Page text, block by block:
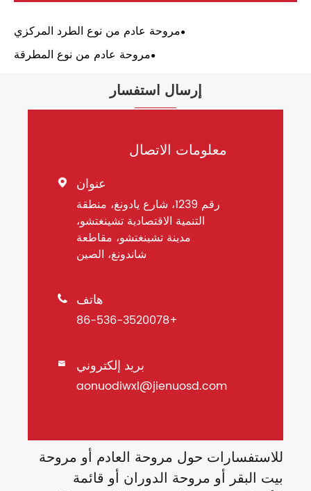
مروحة عادم من نوع الطرد المركزي
مروحة عادم من نوع المطرقة
إرسال استفسار
معلومات الاتصال
 عنوان
رقم 1239، شارع يادونغ، منطقة
التنمية الاقتصادية تشينغتشو،
مدينة تشينغتشو، مقاطعة
شاندونغ، الصين
 هاتف
+86-536-3520078
 بريد إلكتروني
aonuodiwxl@jienuosd.com
للاستفسارات حول مروحة العادم أو مروحة
بيت البقر أو مروحة الدوران أو قائمة